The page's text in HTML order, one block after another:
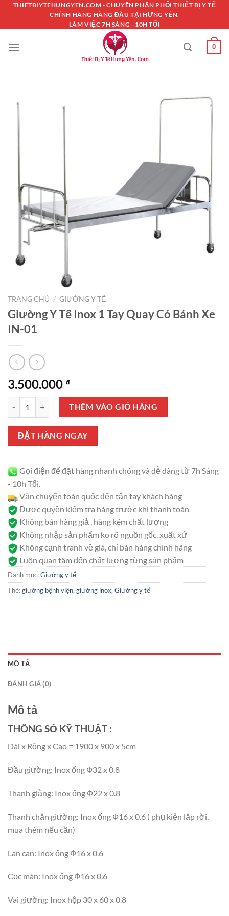
Chuyển
nội
dung
THIETBIYTEHUNGYEN.COM - CHUYÊN PHÂN PHỐI THIẾT BỊ Y TẾ
CHÍNH HÃNG HÀNG ĐẦU TẠI HƯNG YÊN.
LÀM VIỆC 7H SÁNG - 10H TỐI
0
TRANG CHỦ / GIƯỜNG Y TẾ
Giường Y Tế Inox 1 Tay Quay Có Bánh Xe
IN-01
3.500.000 ₫
Giường Y Tế Inox 1 Tay Quay Có Bánh Xe IN-01 số lượng
THÊM VÀO GIỎ HÀNG
ĐẶT HÀNG NGAY
Gọi điện để đặt hàng nhanh chóng và dễ dàng từ 7h Sáng
- 10h Tối.
Vận chuyển toàn quốc đến tận tay khách hàng
Được quyền kiểm tra hàng trước khi thanh toán
Không bán hàng giả , hàng kém chất lượng
Không nhập sản phẩm ko rõ nguồn gốc, xuất xứ
Không cạnh tranh về giá, chỉ bán hàng chính hãng
Luôn quan tâm đến chất lượng từng sản phẩm
Danh mục:Giường y tế
Thẻ:giường bệnh viện, giường inox, Giường y tế
MÔ TẢ
ĐÁNH GIÁ (0)
Mô tả
THÔNG SỐ KỸ THUẬT :
Dài x Rộng x Cao = 1900 x 900 x 5cm
Đầu giường: Inox ống Ф32 x 0.8
Thanh giằng: Inox ống Ф22 x 0.8
Thanh chắn giường: Inox ống Ф16 x 0.6 ( phụ kiện lắp rời,
mua thêm nếu cần)
Lan can: Inox ống Ф16 x 0.6
Cọc màn: Inox ống Ф16 x 0.6
Vai giường: Inox hộp 30 x 60 x 0.8